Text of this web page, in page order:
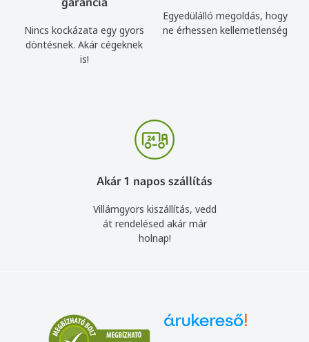
Nincs kockázata egy gyors
döntésnek. Akár cégeknek
is!
Egyedülálló megoldás, hogy
ne érhessen kellemetlenség
Akár 1 napos szállítás
Villámgyors kiszállítás, vedd
át rendelésed akár már
holnap!